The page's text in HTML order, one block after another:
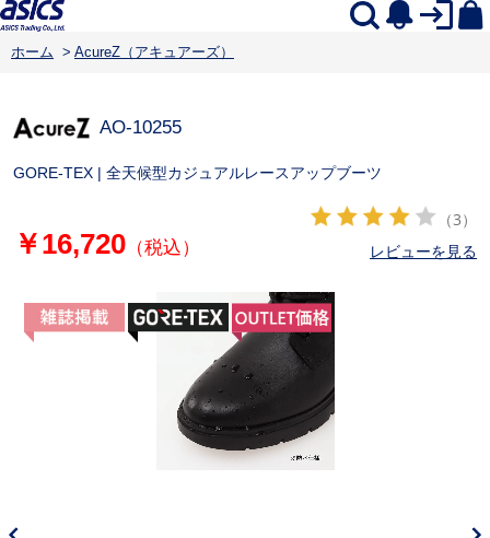
ホーム > AcureZ（アキュアーズ）
AO-10255
GORE-TEX | 全天候型カジュアルレースアップブーツ
￥16,720（税込）
（3）
レビューを見る